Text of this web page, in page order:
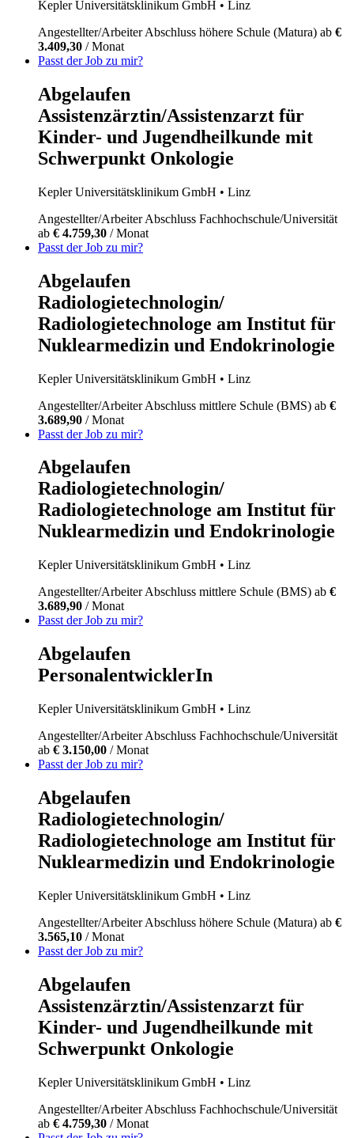
Kepler Universitätsklinikum GmbH • Linz
Angestellter/ArbeiterAbschluss höhere Schule (Matura) ab €
3.409,30 / Monat
Passt der Job zu mir?
Abgelaufen
Assistenzärztin/Assistenzarzt für
Kinder- und Jugendheilkunde mit
Schwerpunkt Onkologie
Kepler Universitätsklinikum GmbH • Linz
Angestellter/ArbeiterAbschluss Fachhochschule/Universität
ab € 4.759,30 / Monat
Passt der Job zu mir?
Abgelaufen
Radiologietechnologin/
Radiologietechnologe am Institut für
Nuklearmedizin und Endokrinologie
Kepler Universitätsklinikum GmbH • Linz
Angestellter/ArbeiterAbschluss mittlere Schule (BMS) ab €
3.689,90 / Monat
Passt der Job zu mir?
Abgelaufen
Radiologietechnologin/
Radiologietechnologe am Institut für
Nuklearmedizin und Endokrinologie
Kepler Universitätsklinikum GmbH • Linz
Angestellter/ArbeiterAbschluss mittlere Schule (BMS) ab €
3.689,90 / Monat
Passt der Job zu mir?
Abgelaufen
PersonalentwicklerIn
Kepler Universitätsklinikum GmbH • Linz
Angestellter/ArbeiterAbschluss Fachhochschule/Universität
ab € 3.150,00 / Monat
Passt der Job zu mir?
Abgelaufen
Radiologietechnologin/
Radiologietechnologe am Institut für
Nuklearmedizin und Endokrinologie
Kepler Universitätsklinikum GmbH • Linz
Angestellter/ArbeiterAbschluss höhere Schule (Matura) ab €
3.565,10 / Monat
Passt der Job zu mir?
Abgelaufen
Assistenzärztin/Assistenzarzt für
Kinder- und Jugendheilkunde mit
Schwerpunkt Onkologie
Kepler Universitätsklinikum GmbH • Linz
Angestellter/ArbeiterAbschluss Fachhochschule/Universität
ab € 4.759,30 / Monat